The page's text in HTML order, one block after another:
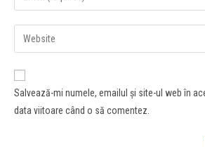
Salvează-mi numele, emailul și site-ul web în
data viitoare când o să comentez.